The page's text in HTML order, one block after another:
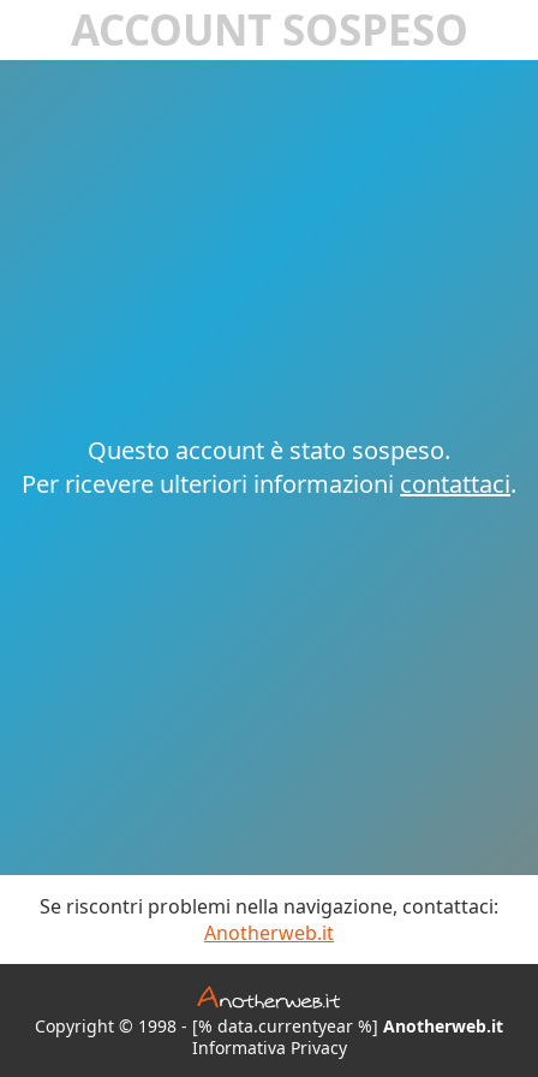
ACCOUNT SOSPESO
Questo account è stato sospeso.
Per ricevere ulteriori informazioni contattaci.
Se riscontri problemi nella navigazione, contattaci:
Anotherweb.it
Copyright © 1998 - [% data.currentyear %] Anotherweb.it
Informativa Privacy